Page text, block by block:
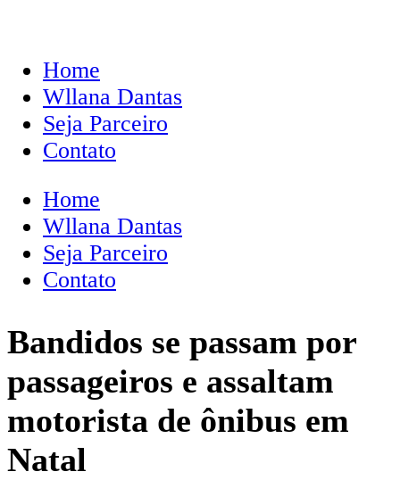
Home
Wllana Dantas
Seja Parceiro
Contato
Home
Wllana Dantas
Seja Parceiro
Contato
Bandidos se passam por
passageiros e assaltam
motorista de ônibus em
Natal